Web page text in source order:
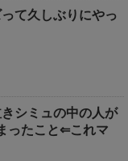
て久しぶりにやっ
シミュの中の人が
ったこと⇐これマ